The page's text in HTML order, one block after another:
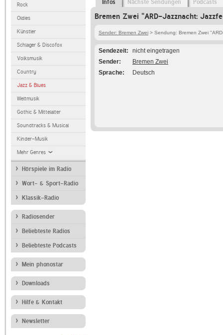
Rock
Oldies
Künstler
Schlager & Discofox
Volksmusik
Country
Jazz & Blues
Weltmusik
Gothic & Mittelalter
Soundtracks & Musical
Kinder-Musik
Mehr Genres
Hörspiele im Radio
Wort- & Sport-Radio
Klassik-Radio
Radiosender
Beliebteste Radios
Beliebteste Podcasts
Mein phonostar
Downloads
Hilfe & Kontakt
Newsletter
Infos Nächste Sendungen Podcasts
Bremen Zwei "ARD-Jazznacht:
Sender: Bremen Zwei > Sendung: Bremen Zwei
Sendezeit
nicht eingetragen
Sender
Bremen Zwei
Sprache
Deutsch